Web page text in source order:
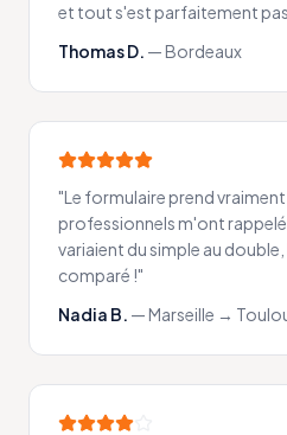
et tout s'est parfaitement
Thomas D. —Bordeaux
"Le formulaire prend
professionnels m'ont
variaient du simple au
comparé !"
Nadia B. —Marseille →